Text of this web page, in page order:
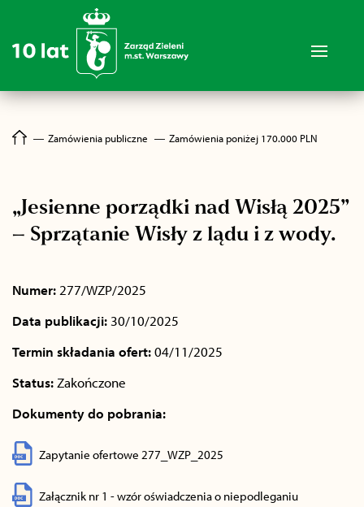
― Zamówienia publiczne ― Zamówienia poniżej 170.000 PLN
„Jesienne porządki nad Wisłą 2025”
– Sprzątanie Wisły z lądu i z wody.
Numer: 277/WZP/2025
Data publikacji: 30/10/2025
Termin składania ofert:04/11/2025
Status: Zakończone
Dokumenty do pobrania:
Zapytanie ofertowe 277_WZP_2025
Załącznik nr 1 - wzór oświadczenia o niepodleganiu